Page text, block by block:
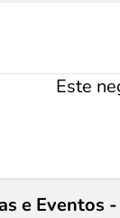
Este
e Eventos